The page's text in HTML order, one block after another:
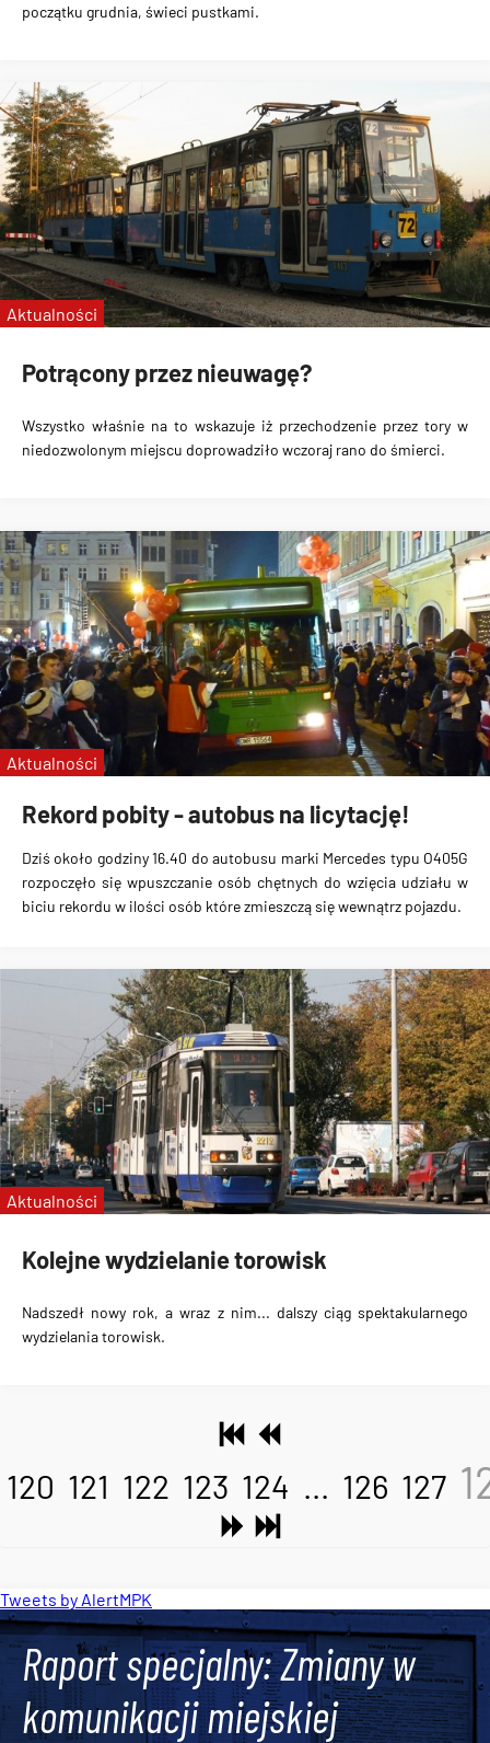
początku grudnia, świeci pustkami.
Potrącony przez nieuwagę?
Wszystko właśnie na to wskazuje iż przechodzenie przez tory w
niedozwolonym miejscu doprowadziło wczoraj rano do śmierci.
Aktualności
Rekord pobity - autobus na licytację!
Dziś około godziny 16.40 do autobusu marki Mercedes typu O405G
rozpoczęło się wpuszczanie osób chętnych do wzięcia udziału w
biciu rekordu w ilości osób które zmieszczą się wewnątrz pojazdu.
Aktualności
Kolejne wydzielanie torowisk
Nadszedł nowy rok, a wraz z nim... dalszy ciąg spektakularnego
wydzielania torowisk.
Aktualności
120 121 122 123 124 ... 126 127
Tweets by AlertMPK
Raport specjalny: Zmiany w
komunikacji miejskiej